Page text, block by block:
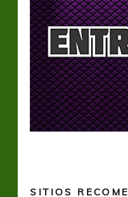
SITIOS